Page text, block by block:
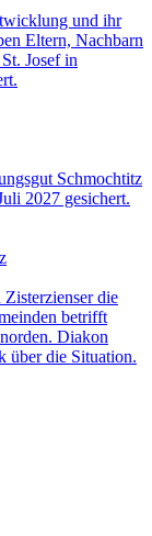
und ihr
Eltern, Nachbarn
Josef in
Schmochtitz
2027 gesichert.
die
betrifft
Diakon
über die Situation.